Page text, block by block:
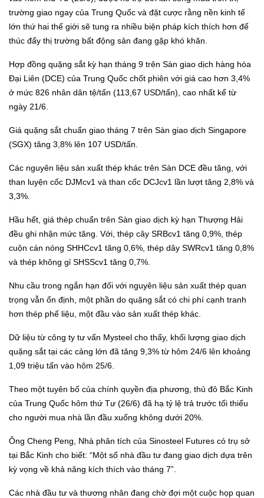
trường giao ngay của Trung Quốc và đặt cược rằng nền kinh tế
lớn thứ hai thế giới sẽ tung ra nhiều biện pháp kích thích hơn để
thúc đẩy thị trường bất động sản đang gặp khó khăn.
Hợp đồng quặng sắt kỳ hạn tháng 9 trên Sàn giao dịch hàng hóa
Đại Liên (DCE) của Trung Quốc chốt phiên với giá cao hơn 3,4%
ở mức 826 nhân dân tệ/tấn (113,67 USD/tấn), cao nhất kể từ
ngày 21/6.
Giá quặng sắt chuẩn giao tháng 7 trên Sàn giao dịch Singapore
(SGX) tăng 3,8% lên 107 USD/tấn.
Các nguyên liệu sản xuất thép khác trên Sàn DCE đều tăng, với
than luyện cốc DJMcv1 và than cốc DCJcv1 lần lượt tăng 2,8% và
3,3%.
Hầu hết, giá thép chuẩn trên Sàn giao dịch kỳ hạn Thượng Hải
đều ghi nhận mức tăng. Với, thép cây SRBcv1 tăng 0,9%, thép
cuộn cán nóng SHHCcv1 tăng 0,6%, thép dây SWRcv1 tăng 0,8%
và thép không gỉ SHSScv1 tăng 0,7%.
Nhu cầu trong ngắn hạn đối với nguyên liệu sản xuất thép quan
trọng vẫn ổn định, một phần do quặng sắt có chi phí cạnh tranh
hơn thép phế liệu, một đầu vào sản xuất thép khác.
Dữ liệu từ công ty tư vấn Mysteel cho thấy, khối lượng giao dịch
quặng sắt tại các cảng lớn đã tăng 9,3% từ hôm 24/6 lên khoảng
1,09 triệu tấn vào hôm 25/6.
Theo một tuyên bố của chính quyền địa phương, thủ đô Bắc Kinh
của Trung Quốc hôm thứ Tư (26/6) đã hạ tỷ lệ trả trước tối thiểu
cho người mua nhà lần đầu xuống không dưới 20%.
Ông Cheng Peng, Nhà phân tích của Sinosteel Futures có trụ sở
tại Bắc Kinh cho biết: “Một số nhà đầu tư đang giao dịch dựa trên
kỳ vọng về khả năng kích thích vào tháng 7”.
Các nhà đầu tư và thương nhân đang chờ đợi một cuộc họp quan